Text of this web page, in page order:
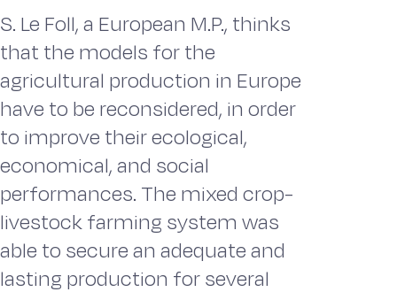
S. Le Foll, a European M.P., thinks
that the models for the
agricultural production in Europe
have to be reconsidered, in order
to improve their ecological,
economical, and social
performances. The mixed crop-
livestock farming system was
able to secure an adequate and
lasting production for several